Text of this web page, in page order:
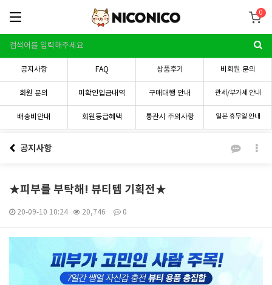
0
공지사항 FAQ 상품후기 비회원 문의
회원 문의 미확인입금내역 구매대행 안내 관세/부가세 안내
배송비안내 회원등급혜택 통관시 주의사항 일본 휴무일 안내
공지사항
★피부를 부탁해! 뷰티템 기획전★
20-09-10 10:24 20,746 0